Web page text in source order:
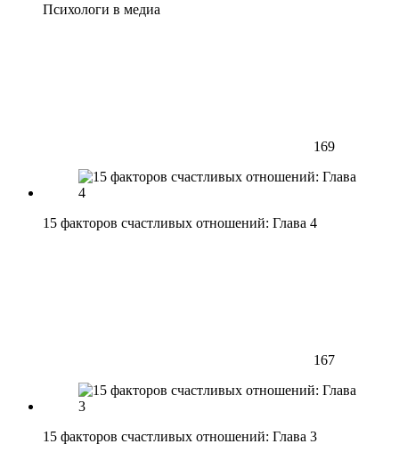
Психологи в медиа
169
15 факторов счастливых отношений: Глава 4
167
15 факторов счастливых отношений: Глава 3